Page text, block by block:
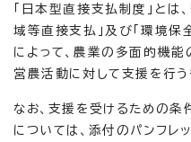
「日本型直接支払制度」とは
域等直接支払」及び「環境保
によって、農業の多面的機
営農活動に対して支援を行う
なお、支援を受けるための条
については、添付のパンフレ